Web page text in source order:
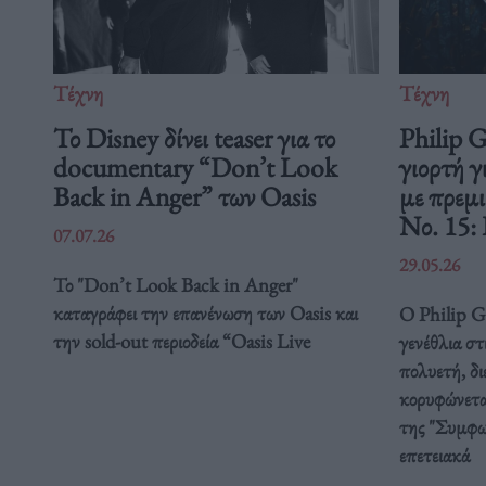
Τέχνη
Το Disney δίνει teaser για το
documentary “Don’t Look
Back in Anger” των Oasis
07.07.26
Το "Don’t Look Back in Anger"
καταγράφει την επανένωση των Oasis και
την sold-out περιοδεία “Oasis Live
Τέχνη
Philip
γιορτή
με
Νο. 15:
29.05.26
Ο Philip
γενέθλια
πολυετή,
της
επετειακά